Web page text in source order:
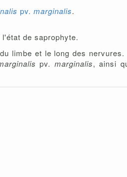
pv. marginalis.
de saprophyte.
limbe et le long des nervures.
pv. marginalis, ainsi